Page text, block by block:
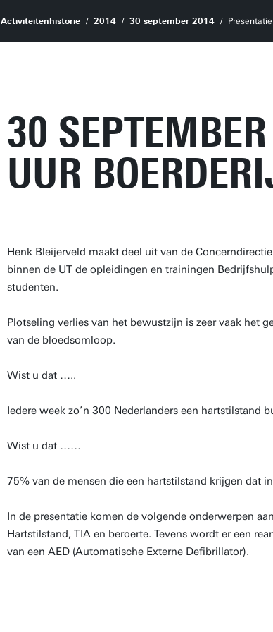
Activiteitenhistorie 2014 30 september 2014
30
UUR
Henk Bleijerveld maakt deel uit van de
binnen de UT de opleidingen en trainingen
studenten.
Plotseling verlies van het bewustzijn is zeer vaak het
van de bloedsomloop.
Wist u dat …..
Iedere week zo’n 300 Nederlanders een hartstilstand
Wist u dat ……
75% van de mensen die een hartstilstand krijgen dat
In de presentatie komen de volgende onderwerpen
Hartstilstand, TIA en beroerte. Tevens wordt er een
van een AED (Automatische Externe Defibrillator).